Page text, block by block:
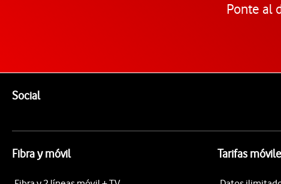
Ponte al
SocialEnlaces a las redes sociales de Vodafone
Fibra y móvil Tarifas